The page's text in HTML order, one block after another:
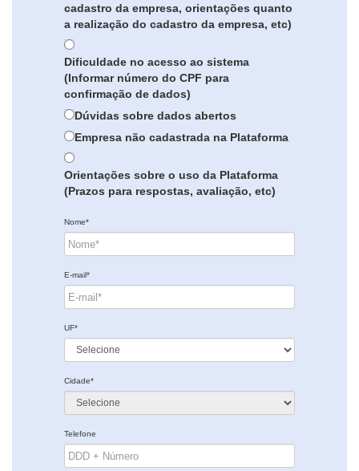
cadastro da empresa, orientações quanto
a realização do cadastro da empresa, etc)
Dificuldade no acesso ao sistema
(Informar número do CPF para
confirmação de dados)
Dúvidas sobre dados abertos
Empresa não cadastrada na Plataforma
Orientações sobre o uso da Plataforma
(Prazos para respostas, avaliação, etc)
Nome*
E-mail*
UF*
Cidade*
Telefone